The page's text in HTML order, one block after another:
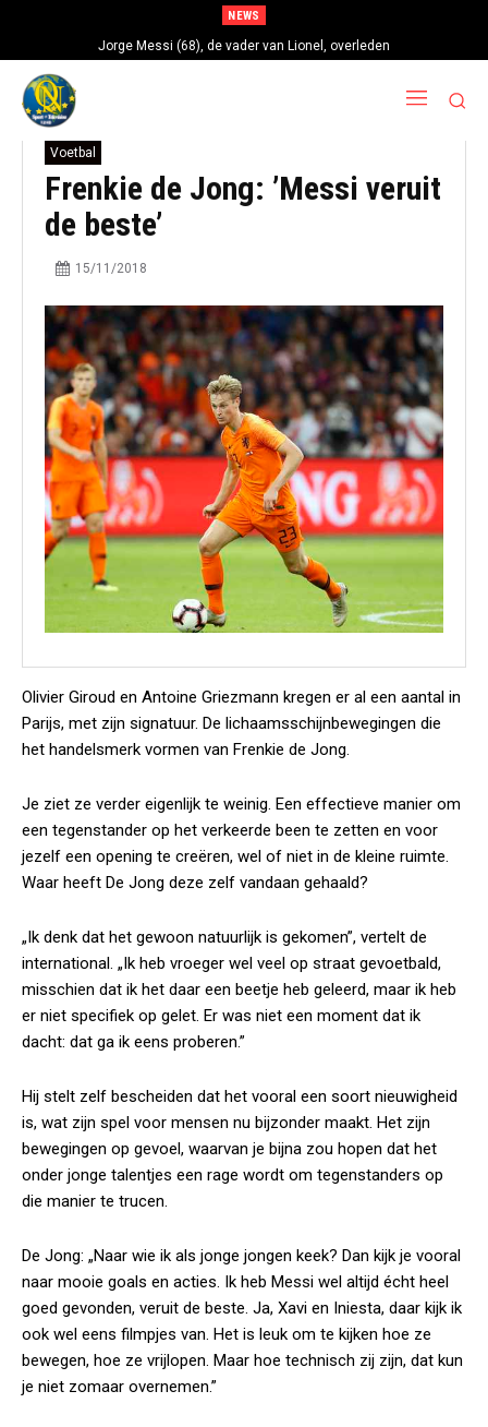
NEWS
Jorge Messi (68), de vader van Lionel, overleden
Voetbal
Frenkie de Jong: ’Messi veruit
de beste’
15/11/2018
Olivier Giroud en Antoine Griezmann kregen er al een aantal in
Parijs, met zijn signatuur. De lichaamsschijnbewegingen die
het handelsmerk vormen van Frenkie de Jong.
Je ziet ze verder eigenlijk te weinig. Een effectieve manier om
een tegenstander op het verkeerde been te zetten en voor
jezelf een opening te creëren, wel of niet in de kleine ruimte.
Waar heeft De Jong deze zelf vandaan gehaald?
„Ik denk dat het gewoon natuurlijk is gekomen”, vertelt de
international. „Ik heb vroeger wel veel op straat gevoetbald,
misschien dat ik het daar een beetje heb geleerd, maar ik heb
er niet specifiek op gelet. Er was niet een moment dat ik
dacht: dat ga ik eens proberen.”
Hij stelt zelf bescheiden dat het vooral een soort nieuwigheid
is, wat zijn spel voor mensen nu bijzonder maakt. Het zijn
bewegingen op gevoel, waarvan je bijna zou hopen dat het
onder jonge talentjes een rage wordt om tegenstanders op
die manier te trucen.
De Jong: „Naar wie ik als jonge jongen keek? Dan kijk je vooral
naar mooie goals en acties. Ik heb Messi wel altijd écht heel
goed gevonden, veruit de beste. Ja, Xavi en Iniesta, daar kijk ik
ook wel eens filmpjes van. Het is leuk om te kijken hoe ze
bewegen, hoe ze vrijlopen. Maar hoe technisch zij zijn, dat kun
je niet zomaar overnemen.”